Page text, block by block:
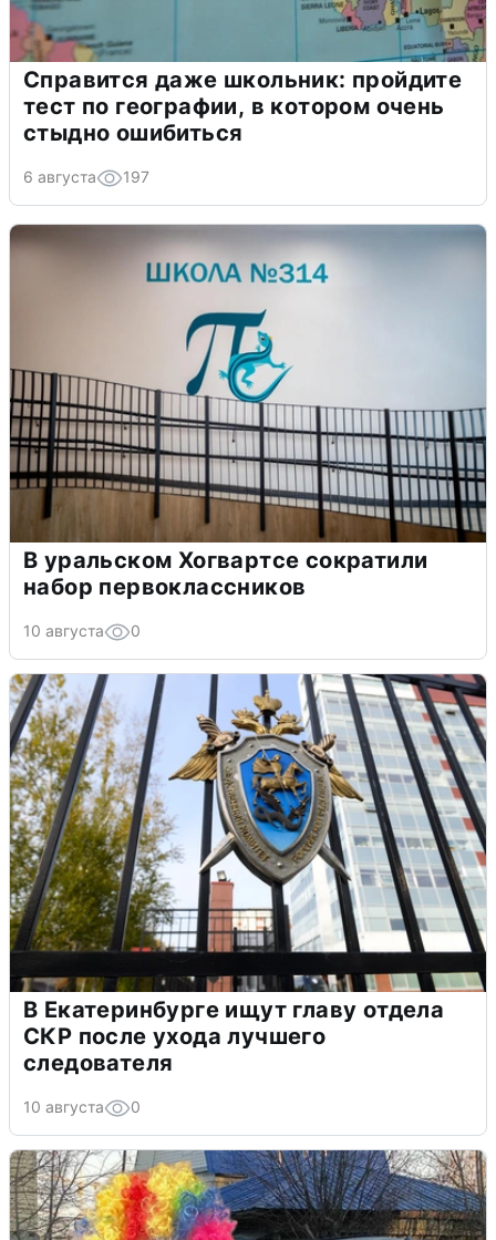
Справится даже школьник: пройдите
тест по географии, в котором очень
стыдно ошибиться
6 августа 197
В уральском Хогвартсе сократили
набор первоклассников
10 августа 0
В Екатеринбурге ищут главу отдела
СКР после ухода лучшего
следователя
10 августа 0